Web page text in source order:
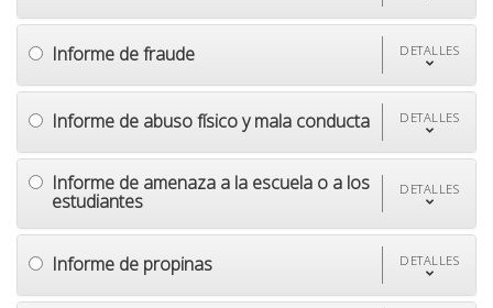
Informe de fraude DETALLES
Informe de abuso físico y mala conducta DETALLES
Informe de amenaza a la escuela o a los
estudiantes
DETALLES
Informe de propinas DETALLES